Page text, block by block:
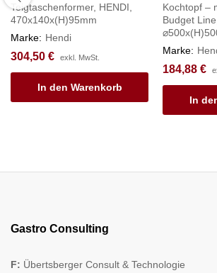
Teigtaschenformer, HENDI,
470x140x(H)95mm
Marke: Hendi
304,50 € exkl. MwSt.
In den Warenkorb
Kochtopf –
Budget
Marke:
184,88 €
In
Gastro Consulting
F: Übertsberger Consult & Technologie